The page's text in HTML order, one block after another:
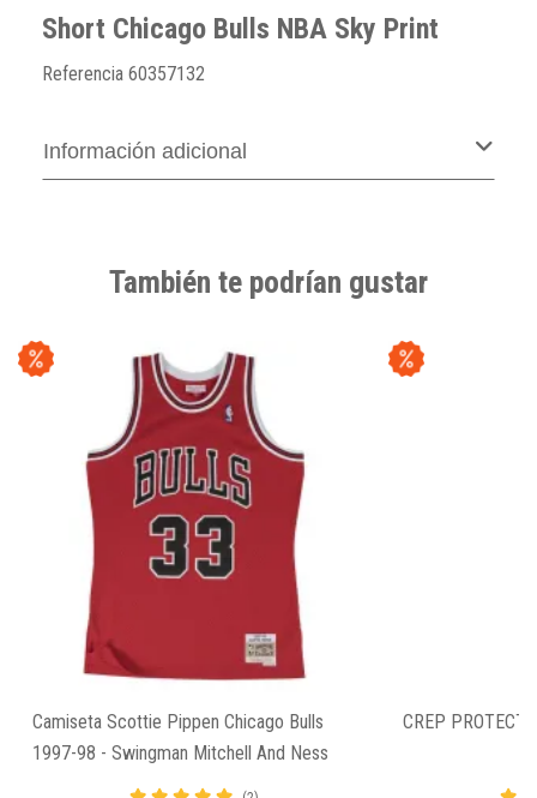
Short Chicago Bulls NBA Sky Print
Referencia 60357132
Información adicional
También te podrían gustar
Camiseta Scottie Pippen Chicago Bulls
1997-98 - Swingman Mitchell And Ness
CREP PROTECT